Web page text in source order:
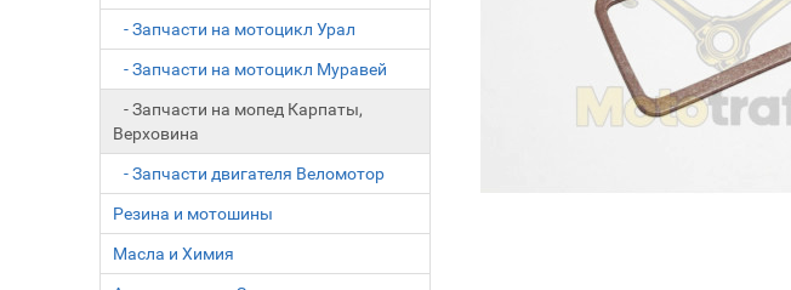
- Запчасти на мотоцикл Урал
- Запчасти на мотоцикл Муравей
- Запчасти на мопед Карпаты,
Верховина
- Запчасти двигателя Веломотор
Резина и мотошины
Масла и Химия